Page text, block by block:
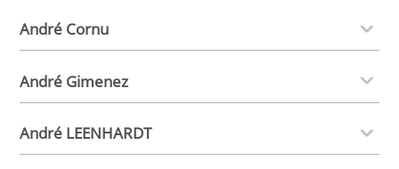
André Cornu
André Gimenez
André LEENHARDT